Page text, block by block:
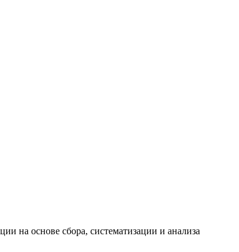
на основе сбора, систематизации и анализа